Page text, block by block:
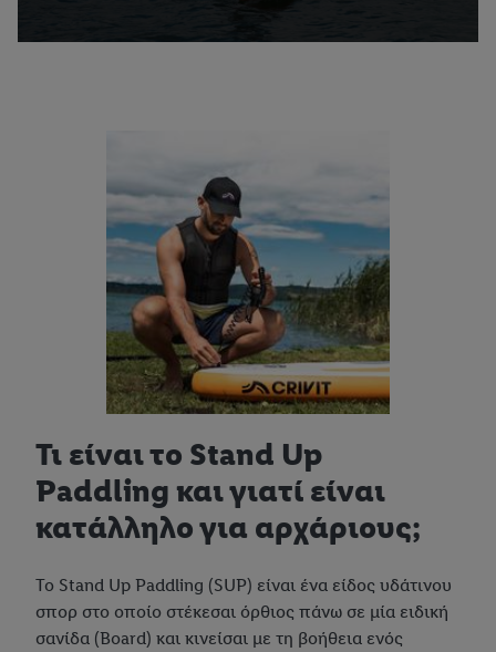
Τι είναι το Stand Up
Paddling και γιατί είναι
κατάλληλο για αρχάριους;
Το Stand Up Paddling (SUP) είναι ένα είδος υδάτινου
σπορ στο οποίο στέκεσαι όρθιος πάνω σε μία ειδική
σανίδα (Board) και κινείσαι με τη βοήθεια ενός